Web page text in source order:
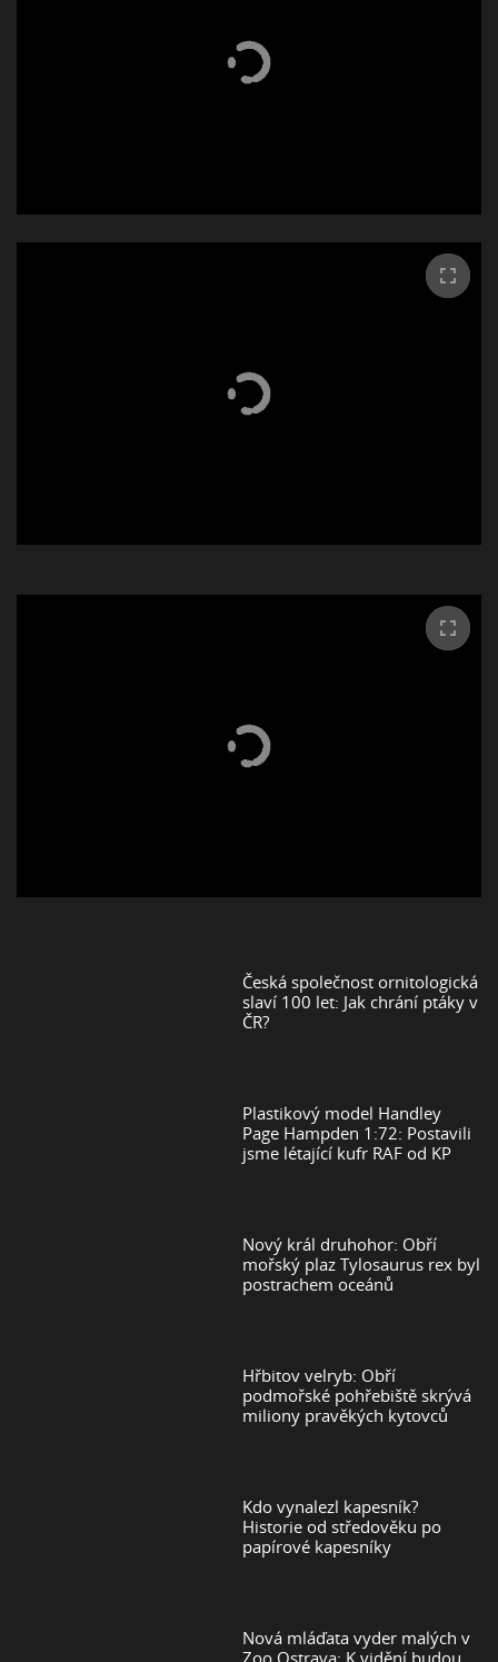
Česká společnost ornitologická
slaví 100 let: Jak chrání ptáky v
ČR?
Plastikový model Handley
Page Hampden 1:72: Postavili
jsme létající kufr RAF od KP
Nový král druhohor: Obří
mořský plaz Tylosaurus rex byl
postrachem oceánů
Hřbitov velryb: Obří
podmořské pohřebiště skrývá
miliony pravěkých kytovců
Kdo vynalezl kapesník?
Historie od středověku po
papírové kapesníky
Nová mláďata vyder malých v